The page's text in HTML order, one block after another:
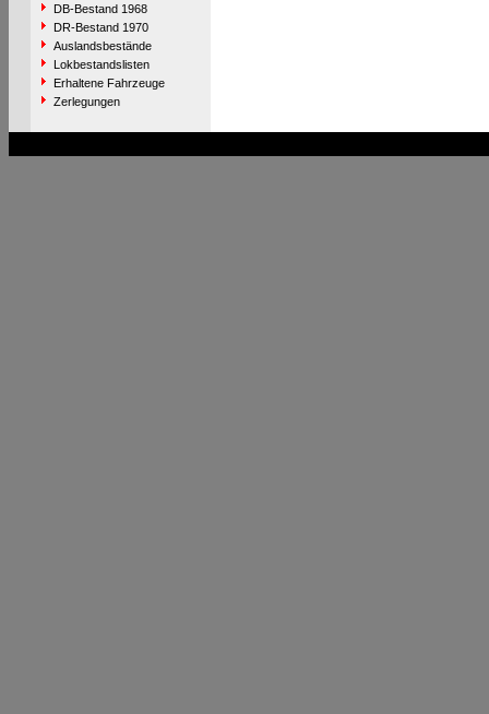
DB-Bestand 1968
DR-Bestand 1970
Auslandsbestände
Lokbestandslisten
Erhaltene Fahrzeuge
Zerlegungen